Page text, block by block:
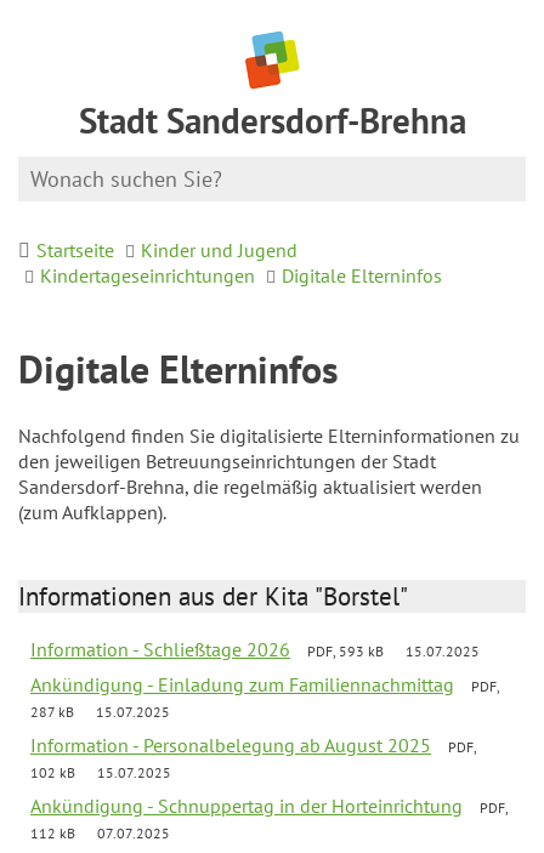
Stadt Sandersdorf-Brehna
Startseite
Kinder und Jugend
Kindertageseinrichtungen
Digitale Elterninfos
Digitale Elterninfos
Nachfolgend finden Sie digitalisierte Elterninformationen zu
den jeweiligen Betreuungseinrichtungen der Stadt
Sandersdorf-Brehna, die regelmäßig aktualisiert werden
(zum Aufklappen).
Informationen aus der Kita "Borstel"
Information - Schließtage 2026 PDF, 593 kB 15.07.2025
Ankündigung - Einladung zum Familiennachmittag
PDF,
287 kB
15.07.2025
Information - Personalbelegung ab August 2025
PDF,
102 kB
15.07.2025
Ankündigung - Schnuppertag in der Horteinrichtung
PDF,
112 kB
07.07.2025